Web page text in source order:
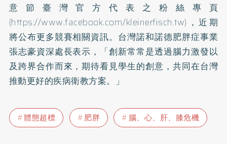
意節臺灣官方代表之粉絲專頁
(https://www.facebook.com/kleinerfisch.tw) ，近期
將公布更多競賽相關資訊。台灣諾和諾德肥胖症事業
張志豪資深處長表示，「創新常常是透過腦力激發以
及跨界合作而來，期待看見學生的創意，共同在台灣
推動更好的疾病衛教方案。」
體態超標 肥胖 腦、心、肝、膝危機